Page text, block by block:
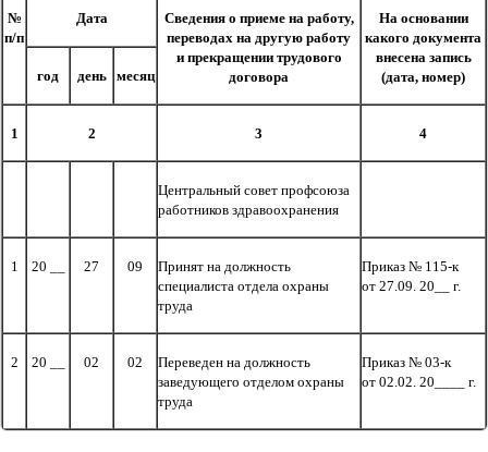
№
п/п
Дата
Сведения о приеме на работу,
переводах на другую работу
и прекращении трудового
договора
На основании
какого документа
внесена запись
(дата, номер)
год день месяц
1 2 3 4
Центральный совет профсоюза
работников здравоохранения
1 20 __ 27 09
Принят на должность
специалиста отдела охраны
труда
Приказ № 115-к
от 27.09. 20__ г.
2 20 __ 02 02
Переведен на должность
заведующего отделом охраны
труда
Приказ № 03-к
от 02.02. 20____ г.